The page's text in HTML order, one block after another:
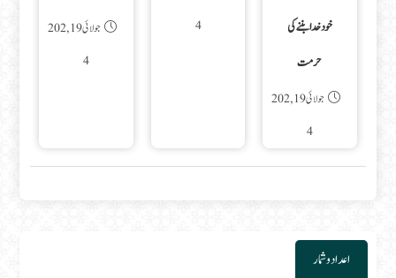
خود خدا بننے کی
حرمت
جولائی 19, 202
4
4
جولائی 19, 202
4
اعداد و شمار